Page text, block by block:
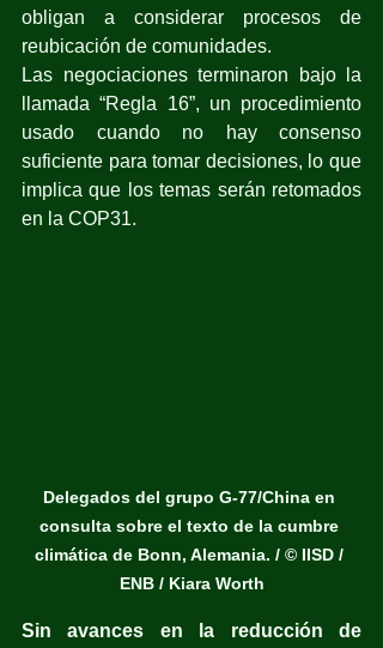
obligan a considerar procesos de
reubicación de comunidades.
Las negociaciones terminaron bajo la
llamada “Regla 16”, un procedimiento
usado cuando no hay consenso
suficiente para tomar decisiones, lo que
implica que los temas serán retomados
en la COP31.
Delegados del grupo G-77/China en
consulta sobre el texto de la cumbre
climática de Bonn, Alemania. / © IISD /
ENB / Kiara Worth
Sin avances en la reducción de